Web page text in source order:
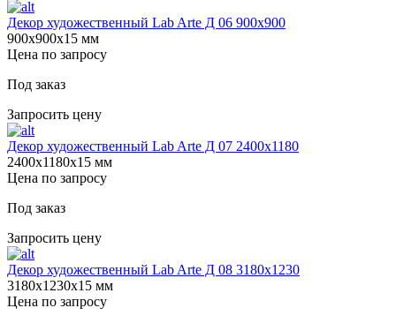
Декор художественный Lab Arte Д 06 900х900
900х900х15 мм
Цена по запросу
Под заказ
Запросить цену
Декор художественный Lab Arte Д 07 2400х1180
2400х1180х15 мм
Цена по запросу
Под заказ
Запросить цену
Декор художественный Lab Arte Д 08 3180х1230
3180х1230х15 мм
Цена по запросу